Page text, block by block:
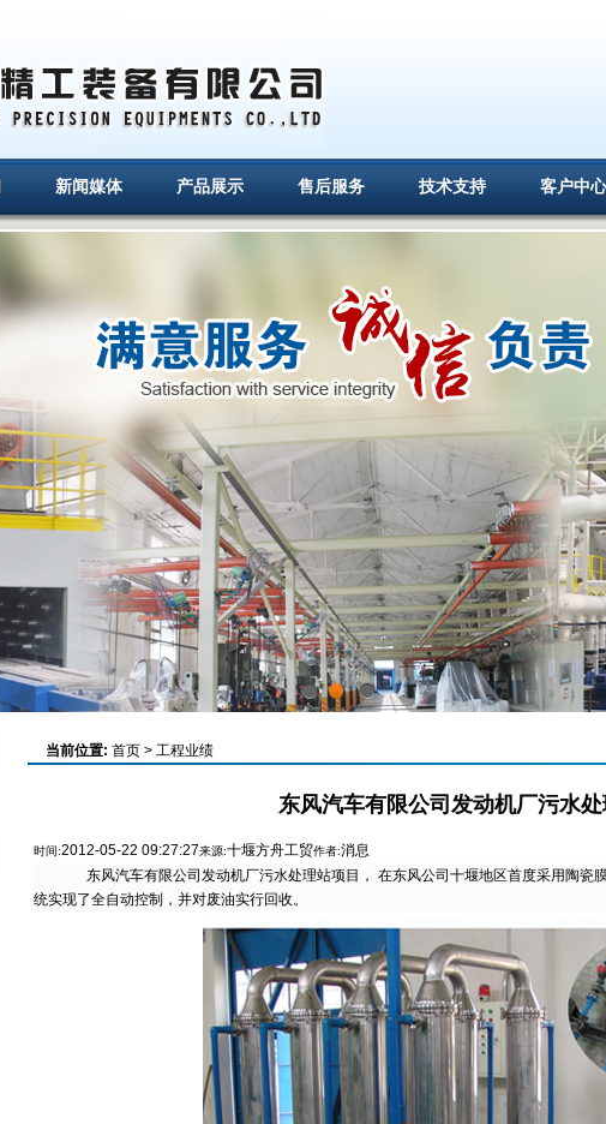
新闻媒体 产品展示 售后服务 技术支持 客户中心
1 2 3
当前位置: 首页 > 工程业绩
东风汽车有限公司发动机厂污水处
时间:2012-05-22 09:27:27来源:十堰方舟工贸作者:消息
东风汽车有限公司发动机厂污水处理站项目， 在东风公司十堰地区首度采用陶瓷
统实现了全自动控制，并对废油实行回收。